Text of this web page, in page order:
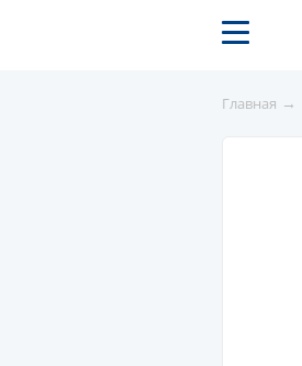
Главная →